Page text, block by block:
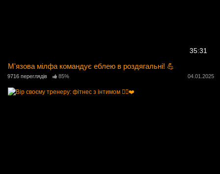
35:31
М'язова мілфа командує еблею в роздягальні! 💪
9716 переглядів 85% 04.01.2025